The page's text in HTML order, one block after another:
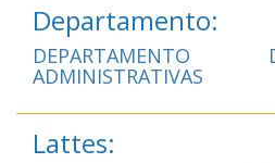
Departamento:
ADMINISTRATIVAS
Lattes: